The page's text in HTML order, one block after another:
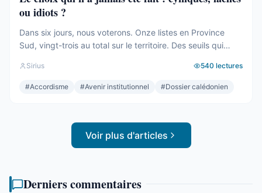
ou idiots ?
Dans six jours, nous voterons. Onze listes en Province
Sud, vingt-trois au total sur le territoire. Des seuils qui
le soir même, dans les couloirs, loin des électeurs. Tout
cela compte. Tout cela a été décrit ici, semaine après
Sirius 540 lectures
#Accordisme #Avenir institutionnel #Dossier calédonien
Voir plus d'articles
Derniers commentaires